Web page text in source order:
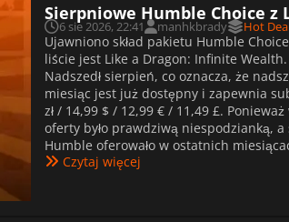
Sierpniowe Humble Choice z
6 sie 2026, 22:41 manhkbrady Hot
Ujawniono skład pakietu Humble
liście jest Like a Dragon: Infinite Wealth.
Nadszedł sierpień, co oznacza, że
miesiąc jest już dostępny i zapewnia
zł / 14,99 $ / 12,99 € / 11,49 £.
oferty było prawdziwą niespodzianką,
Humble oferowało w ostatnich
Czytaj więcej